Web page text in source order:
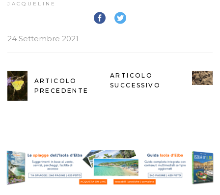
JACQUELINE
24 Settembre 2021
ARTICOLO
PRECEDENTE
ARTICOLO
SUCCESSIVO